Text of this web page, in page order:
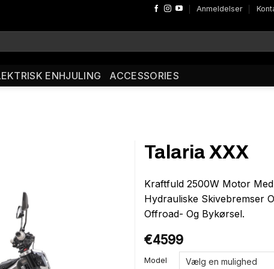
Anmeldelser
ENHJULING ACCESSORIES
Talaria XXX
Kraftfuld 2500W Motor
Hydrauliske Skivebremser
Offroad- Og Bykørsel.
€4599
Model